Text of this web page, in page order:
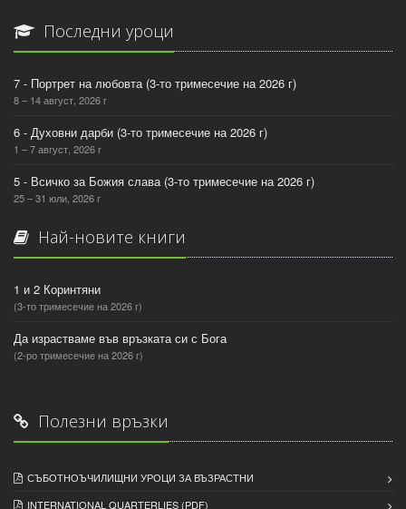
Последни уроци
7 - Портрет на любовта (3-то тримесечие на 2026 г)
8 – 14 август, 2026 г
6 - Духовни дарби (3-то тримесечие на 2026 г)
1 – 7 август, 2026 г
5 - Всичко за Божия слава (3-то тримесечие на 2026 г)
25 – 31 юли, 2026 г
Най-новите книги
1 и 2 Коринтяни
(3-то тримесечие на 2026 г)
Да израстваме във връзката си с Бога
(2-ро тримесечие на 2026 г)
Полезни връзки
СЪБОТНОЪЧИЛИЩНИ УРОЦИ ЗА ВЪЗРАСТНИ
INTERNATIONAL QUARTERLIES (PDF)